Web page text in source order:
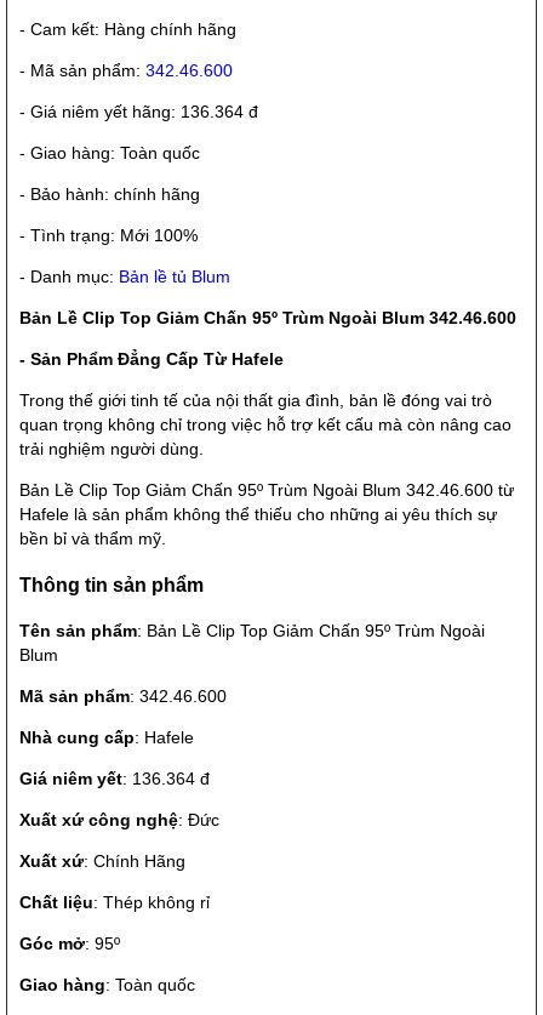
- Cam kết: Hàng chính hãng
- Mã sản phẩm: 342.46.600
- Giá niêm yết hãng: 136.364 đ
- Giao hàng: Toàn quốc
- Bảo hành: chính hãng
- Tình trạng: Mới 100%
- Danh mục: Bản lề tủ Blum
Bản Lề Clip Top Giảm Chấn 95º Trùm Ngoài Blum 342.46.600
- Sản Phẩm Đẳng Cấp Từ Hafele
Trong thế giới tinh tế của nội thất gia đình, bản lề đóng vai trò
quan trọng không chỉ trong việc hỗ trợ kết cấu mà còn nâng cao
trải nghiệm người dùng.
Bản Lề Clip Top Giảm Chấn 95º Trùm Ngoài Blum 342.46.600 từ
Hafele là sản phẩm không thể thiếu cho những ai yêu thích sự
bền bỉ và thẩm mỹ.
Thông tin sản phẩm
Tên sản phẩm: Bản Lề Clip Top Giảm Chấn 95º Trùm Ngoài
Blum
Mã sản phẩm: 342.46.600
Nhà cung cấp: Hafele
Giá niêm yết: 136.364 đ
Xuất xứ công nghệ: Đức
Xuất xứ: Chính Hãng
Chất liệu: Thép không rỉ
Góc mở: 95º
Giao hàng: Toàn quốc